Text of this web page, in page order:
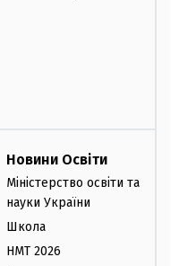
Новини Освіти
Міністерство освіти та
науки України
Школа
НМТ 2026